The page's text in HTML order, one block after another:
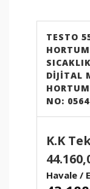
kredi kartı
TESTO
DIJITAL
NO:
K.K
Havale /